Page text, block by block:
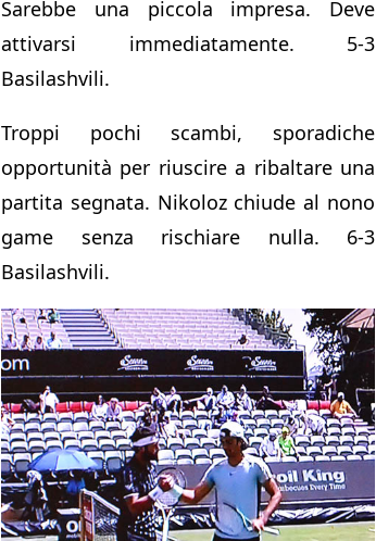
Sarebbe una piccola impresa. Deve
attivarsi immediatamente. 5-3
Basilashvili.
Troppi pochi scambi, sporadiche
opportunità per riuscire a ribaltare una
partita segnata. Nikoloz chiude al nono
game senza rischiare nulla. 6-3
Basilashvili.